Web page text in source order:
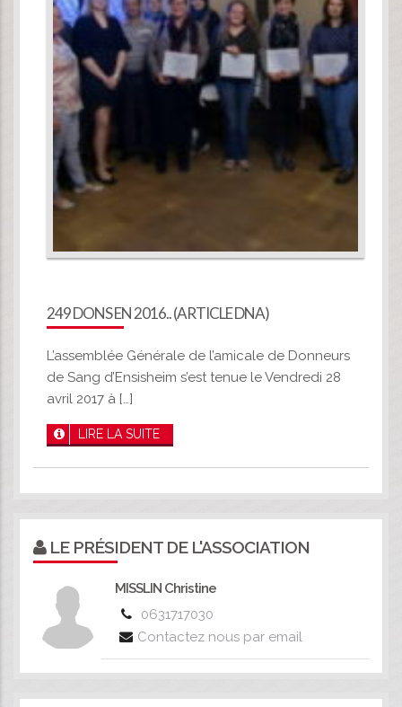
249 DONS EN 2016.. (ARTICLE DNA)
L’assemblée Générale de l’amicale de Donneurs
de Sang d’Ensisheim s’est tenue le Vendredi 28
avril 2017 à […]
LIRE LA SUITE
LE PRÉSIDENT DE L'ASSOCIATION
MISSLIN Christine
0631717030
Contactez nous par email